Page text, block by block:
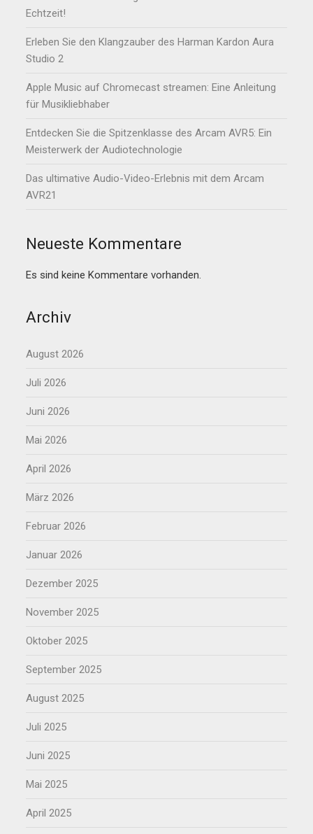
Echtzeit!
Erleben Sie den Klangzauber des Harman Kardon Aura
Studio 2
Apple Music auf Chromecast streamen: Eine Anleitung
für Musikliebhaber
Entdecken Sie die Spitzenklasse des Arcam AVR5: Ein
Meisterwerk der Audiotechnologie
Das ultimative Audio-Video-Erlebnis mit dem Arcam
AVR21
Neueste Kommentare
Es sind keine Kommentare vorhanden.
Archiv
August 2026
Juli 2026
Juni 2026
Mai 2026
April 2026
März 2026
Februar 2026
Januar 2026
Dezember 2025
November 2025
Oktober 2025
September 2025
August 2025
Juli 2025
Juni 2025
Mai 2025
April 2025